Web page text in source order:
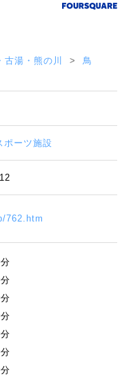
古湯・熊の川
鳥
ポーツ施設
762.htm